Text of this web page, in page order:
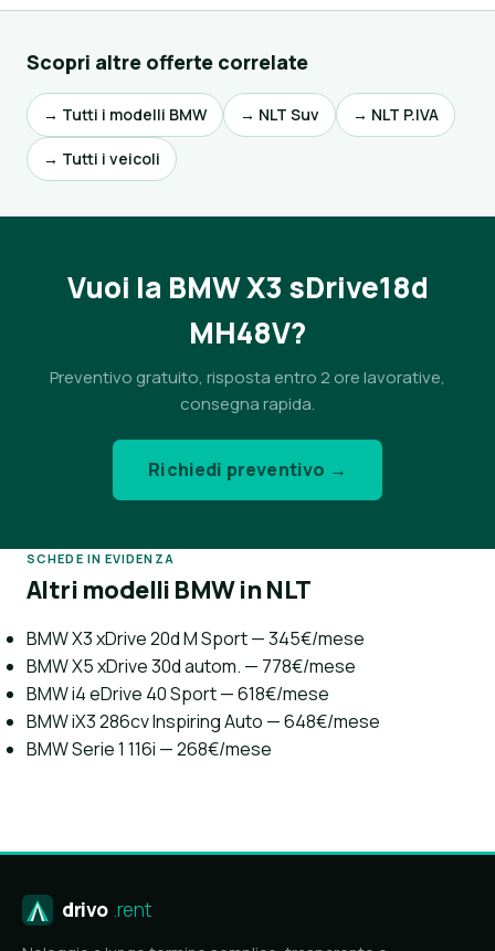
Scopri altre offerte correlate
→ Tutti i modelli BMW → NLT Suv → NLT P.IVA
→ Tutti i veicoli
Vuoi la BMW X3 sDrive18d
MH48V?
Preventivo gratuito, risposta entro 2 ore lavorative,
consegna rapida.
Richiedi preventivo →
SCHEDE IN EVIDENZA
Altri modelli BMW in NLT
BMW X3 xDrive 20d M Sport — 345€/mese
BMW X5 xDrive 30d autom. — 778€/mese
BMW i4 eDrive 40 Sport — 618€/mese
BMW iX3 286cv Inspiring Auto — 648€/mese
BMW Serie 1 116i — 268€/mese
drivo .rent